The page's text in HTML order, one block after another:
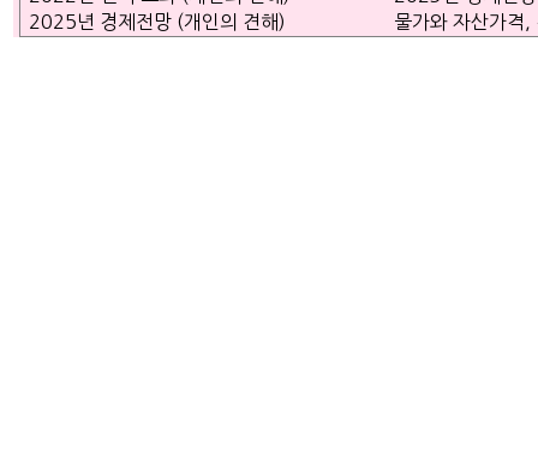
2025년 경제전망 (개인의 견해)
물가와 자산가격,